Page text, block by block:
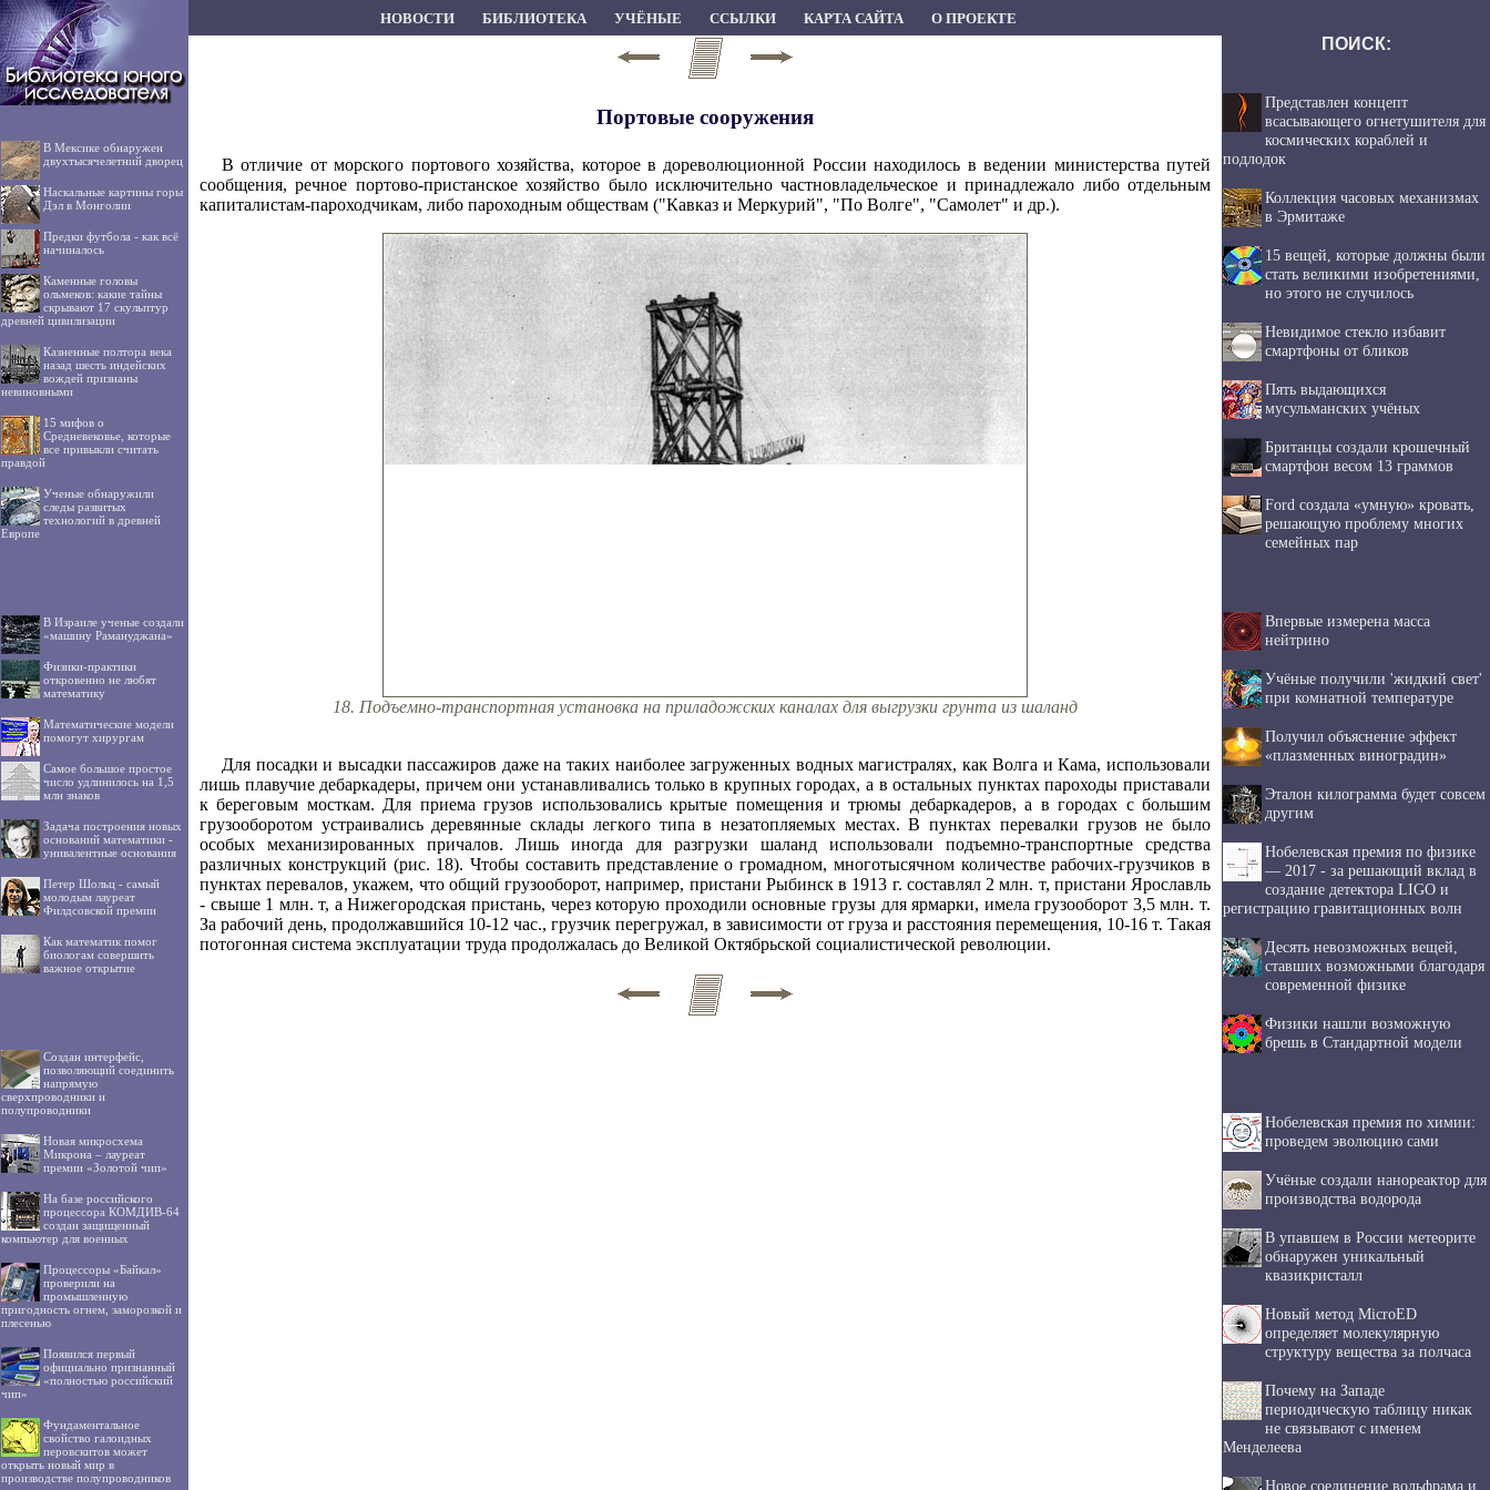
НОВОСТИ БИБЛИОТЕКА УЧЁНЫЕ ССЫЛКИ КАРТА САЙТА О ПРОЕКТЕ
В Мексике обнаружен
двухтысячелетний дворец
Наскальные картины горы
Дэл в Монголии
Предки футбола - как всё
начиналось
Каменные головы
ольмеков: какие тайны
скрывают 17 скульптур
древней цивилизации
Казненные полтора века
назад шесть индейских
вождей признаны
невиновными
15 мифов о
Средневековье, которые
все привыкли считать
правдой
Ученые обнаружили
следы развитых
технологий в древней
Европе
В Израиле ученые создали
«машину Рамануджана»
Физики-практики
откровенно не любят
математику
Математические модели
помогут хирургам
Самое большое простое
число удлинилось на 1,5
млн знаков
Задача построения новых
оснований математики -
унивалентные основания
Петер Шольц - самый
молодым лауреат
Филдсовской премии
Как математик помог
биологам совершить
важное открытие
Создан интерфейс,
позволяющий соединить
напрямую
сверхпроводники и
полупроводники
Новая микросхема
Микрона – лауреат
премии «Золотой чип»
На базе российского
процессора КОМДИВ-64
создан защищенный
компьютер для военных
Процессоры «Байкал»
проверили на
промышленную
пригодность огнем, заморозкой и
плесенью
Появился первый
официально признанный
«полностью российский
чип»
Фундаментальное
свойство галоидных
перовскитов может
открыть новый мир в
производстве полупроводников
Портовые сооружения
В отличие от морского портового хозяйства, которое в дореволюционной России находилось в ведении министерства путей
сообщения, речное портово-пристанское хозяйство было исключительно частновладельческое и принадлежало либо отдельным
капиталистам-пароходчикам, либо пароходным обществам ("Кавказ и Меркурий", "По Волге", "Самолет" и др.).
18. Подъемно-транспортная установка на приладожских каналах для выгрузки грунта из шаланд
Для посадки и высадки пассажиров даже на таких наиболее загруженных водных магистралях, как Волга и Кама, использовали
лишь плавучие дебаркадеры, причем они устанавливались только в крупных городах, а в остальных пунктах пароходы приставали
к береговым мосткам. Для приема грузов использовались крытые помещения и трюмы дебаркадеров, а в городах с большим
грузооборотом устраивались деревянные склады легкого типа в незатопляемых местах. В пунктах перевалки грузов не было
особых механизированных причалов. Лишь иногда для разгрузки шаланд использовали подъемно-транспортные средства
различных конструкций (рис. 18). Чтобы составить представление о громадном, многотысячном количестве рабочих-грузчиков в
пунктах перевалов, укажем, что общий грузооборот, например, пристани Рыбинск в 1913 г. составлял 2 млн. т, пристани Ярославль
- свыше 1 млн. т, а Нижегородская пристань, через которую проходили основные грузы для ярмарки, имела грузооборот 3,5 млн. т.
За рабочий день, продолжавшийся 10-12 час., грузчик перегружал, в зависимости от груза и расстояния перемещения, 10-16 т. Такая
потогонная система эксплуатации труда продолжалась до Великой Октябрьской социалистической революции.
ПОИСК:
Представлен концепт
всасывающего огнетушителя для
космических кораблей и
подлодок
Коллекция часовых механизмах
в Эрмитаже
15 вещей, которые должны были
стать великими изобретениями,
но этого не случилось
Невидимое стекло избавит
смартфоны от бликов
Пять выдающихся
мусульманских учёных
Британцы создали крошечный
смартфон весом 13 граммов
Ford создала «умную» кровать,
решающую проблему многих
семейных пар
Впервые измерена масса
нейтрино
Учёные получили 'жидкий свет'
при комнатной температуре
Получил объяснение эффект
«плазменных виноградин»
Эталон килограмма будет совсем
другим
Нобелевская премия по физике
— 2017 - за решающий вклад в
создание детектора LIGO и
регистрацию гравитационных волн
Десять невозможных вещей,
ставших возможными благодаря
современной физике
Физики нашли возможную
брешь в Стандартной модели
Нобелевская премия по химии:
проведем эволюцию сами
Учёные создали нанореактор для
производства водорода
В упавшем в России метеорите
обнаружен уникальный
квазикристалл
Новый метод MicroED
определяет молекулярную
структуру вещества за полчаса
Почему на Западе
периодическую таблицу никак
не связывают с именем
Менделеева
Новое соединение вольфрама и